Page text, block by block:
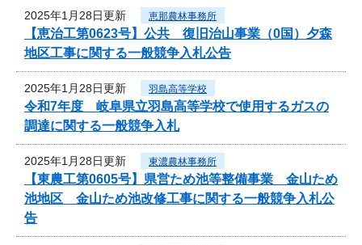
2025年1月28日更新 恵那農林事務所
【恵治工第0623号】公共 復旧治山事業（0国）夕森
地区工事に関する一般競争入札公告
2025年1月28日更新 羽島高等学校
令和7年度 岐阜県立羽島高等学校で使用するガスの
調達に関する一般競争入札
2025年1月28日更新 東濃農林事務所
【東農工第0605号】県営ため池等整備事業 金山ため
池地区 金山ため池改修工事に関する一般競争入札公
告